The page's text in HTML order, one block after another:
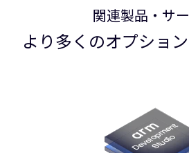
関連製品・サ
より多くのオプショ